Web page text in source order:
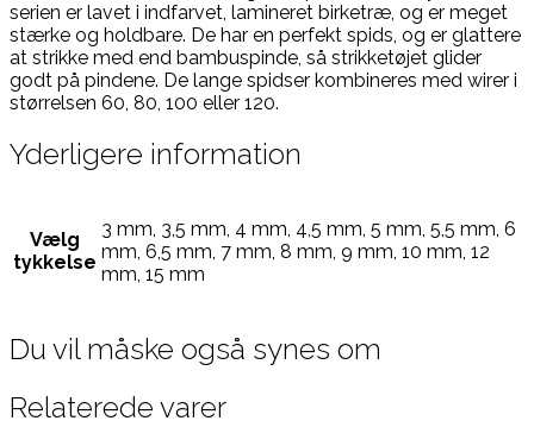
serien er lavet i indfarvet, lamineret birketræ, og er meget
stærke og holdbare. De har en perfekt spids, og er glattere
at strikke med end bambuspinde, så strikketøjet glider
godt på pindene. De lange spidser kombineres med wirer i
størrelsen 60, 80, 100 eller 120.
Yderligere information
Vælg
tykkelse
3 mm, 3,5 mm, 4 mm, 4,5 mm, 5 mm, 5,5 mm, 6
mm, 6,5 mm, 7 mm, 8 mm, 9 mm, 10 mm, 12
mm, 15 mm
Du vil måske også synes om
Relaterede varer